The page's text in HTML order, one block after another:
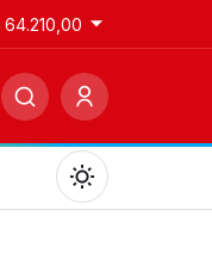
64.210,00